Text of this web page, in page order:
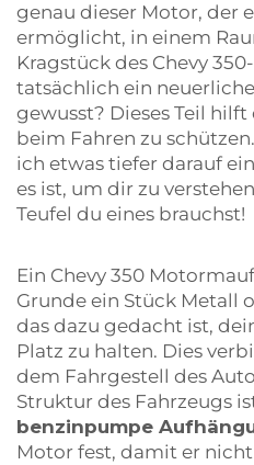
genau dieser Motor, der
ermöglicht, in einem
Kragstück des Chevy
tatsächlich ein
gewusst? Dieses Teil
beim Fahren zu
ich etwas tiefer darauf
es ist, um dir zu
Teufel du eines brauchst!
Ein Chevy 350
Grunde ein Stück Metall
das dazu gedacht ist,
Platz zu halten. Dies
dem Fahrgestell des
Struktur des Fahrzeugs
benzinpumpe
Motor fest, damit er